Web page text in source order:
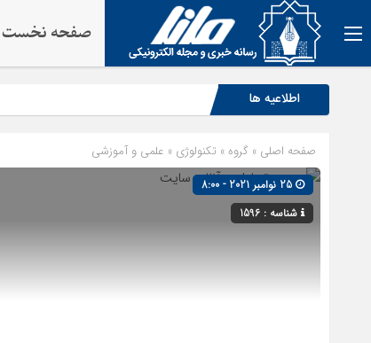
صفحه نخست
اطلاعیه ها
صفحه اصلی » گروه » تکنولوژی » علمی و آموزشی
شناسه : 1596